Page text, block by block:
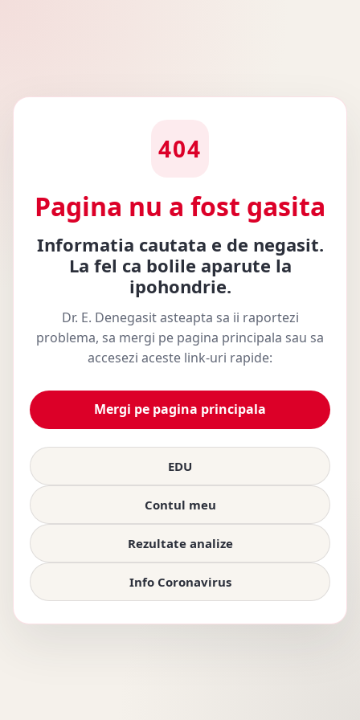
404
Pagina nu a fost gasita
Informatia cautata e de negasit.
La fel ca bolile aparute la
ipohondrie.
Dr. E. Denegasit asteapta sa ii raportezi
problema, sa mergi pe pagina principala sau sa
accesezi aceste link-uri rapide:
Mergi pe pagina principala
EDU
Contul meu
Rezultate analize
Info Coronavirus